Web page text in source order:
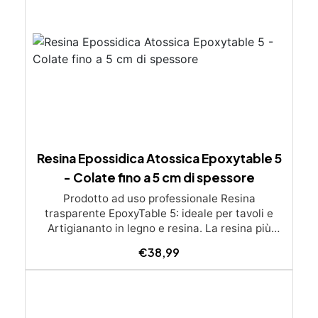
Resina Epossidica Atossica Epoxytable 5
- Colate fino a 5 cm di spessore
Prodotto ad uso professionale Resina
trasparente EpoxyTable 5: ideale per tavoli e
Artigiananto in legno e resina. La resina più
perfetta per colate di alto spessore fino a 5 cm.
Applicazioni Principali: Realizzazione di tavoli in
€38,99